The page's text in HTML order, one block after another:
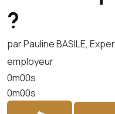
?
par Pauline BASILE,
employeur
0m00s
0m00s